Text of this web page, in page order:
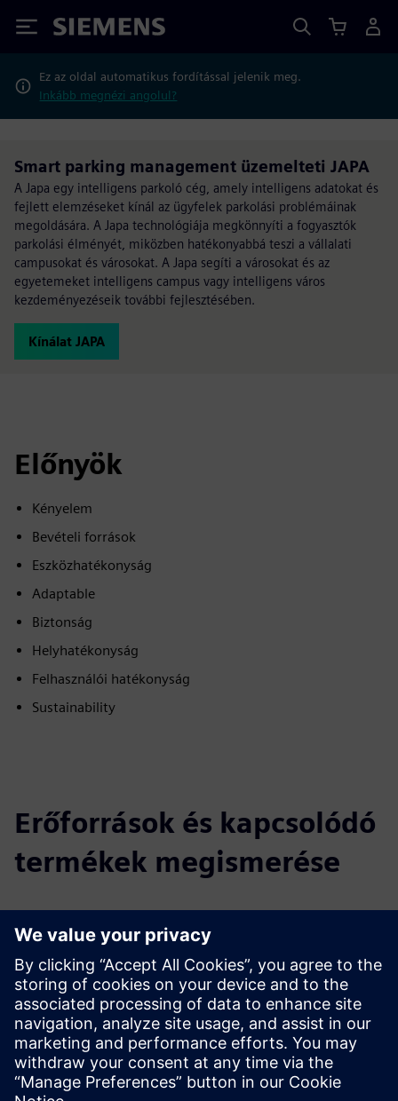
Siemens
Ez az oldal automatikus fordítással jelenik meg.
Inkább megnézi angolul?
Smart parking management üzemelteti JAPA
A Japa egy intelligens parkoló cég, amely intelligens adatokat és
fejlett elemzéseket kínál az ügyfelek parkolási problémáinak
megoldására. A Japa technológiája megkönnyíti a fogyasztók
parkolási élményét, miközben hatékonyabbá teszi a vállalati
campusokat és városokat. A Japa segíti a városokat és az
egyetemeket intelligens campus vagy intelligens város
kezdeményezéseik további fejlesztésében.
Kínálat JAPA
Előnyök
Kényelem
Bevételi források
Eszközhatékonyság
Adaptable
Biztonság
Helyhatékonyság
Felhasználói hatékonyság
Sustainability
Erőforrások és kapcsolódó
termékek megismerése
További információk és források
Bemutató
Feltételek
Desigo CC szabványos integrációs protokolllal vagy
fejlesztett API